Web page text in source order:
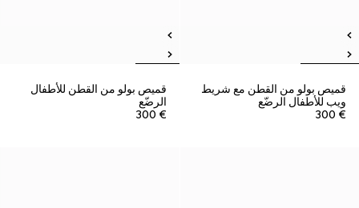
قميص بولو من القطن مع شريط
ويب للأطفال الرضّع
€ 300
قميص بولو من القطن للأطفال
الرضّع
€ 300